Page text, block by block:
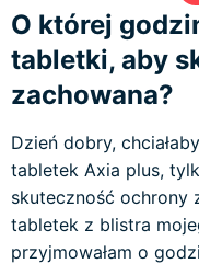
O której
tabletki, aby
zachowana?
Dzień dobry,
tabletek Axia plus,
skuteczność ochrony
tabletek z blistra
przyjmowałam o